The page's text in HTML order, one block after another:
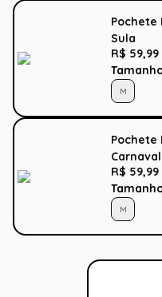
Pochete
Sula
R$ 59,99
M
Pochete
R$ 59,99
M